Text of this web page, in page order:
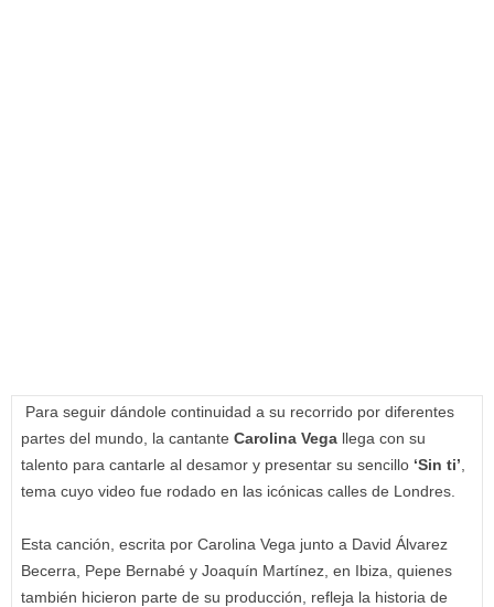
Para seguir dándole continuidad a su recorrido por diferentes
partes del mundo, la cantante Carolina Vega llega con su
talento para cantarle al desamor y presentar su sencillo ‘Sin ti’
tema cuyo video fue rodado en las icónicas calles de Londres.
Esta canción, escrita por Carolina Vega junto a David Álvarez
Becerra, Pepe Bernabé y Joaquín Martínez, en Ibiza, quienes
también hicieron parte de su producción, refleja la historia de